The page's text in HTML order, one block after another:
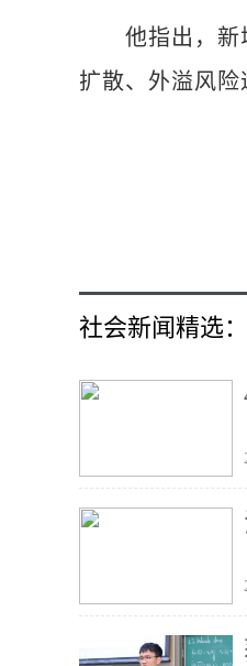
他指出，新增
扩散、外溢风
社会新闻精选：